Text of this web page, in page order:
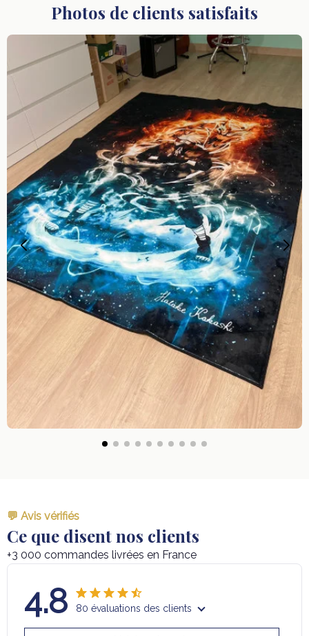
Photos de clients satisfaits
💬 Avis vérifiés
Ce que disent nos clients
+3 000 commandes livrées en France
4.8 80 évaluations des clients